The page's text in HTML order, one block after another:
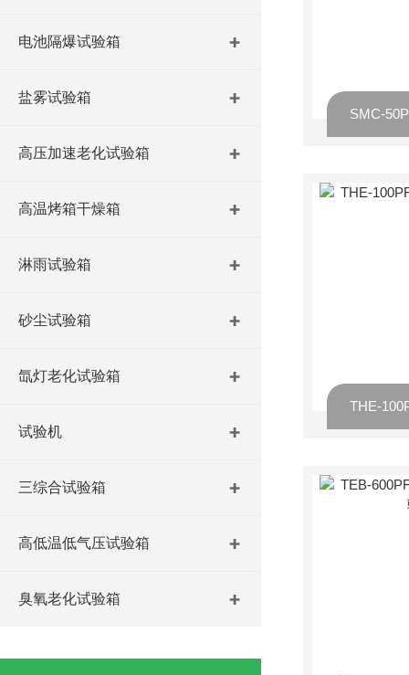
电池隔爆试验箱
盐雾试验箱
高压加速老化试验箱
高温烤箱干燥箱
淋雨试验箱
砂尘试验箱
氙灯老化试验箱
试验机
三综合试验箱
高低温低气压试验箱
臭氧老化试验箱